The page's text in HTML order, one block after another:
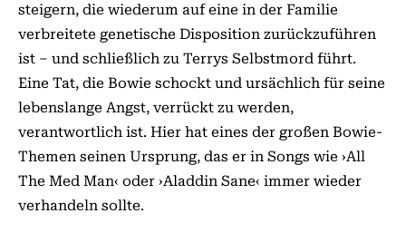
steigern, die wiederum auf eine in der Familie
verbreitete genetische Disposition zurückzuführen
ist – und schließlich zu Terrys Selbstmord führt.
Eine Tat, die Bowie schockt und ursächlich für seine
lebenslange Angst, verrückt zu werden,
verantwortlich ist. Hier hat eines der großen Bowie-
Themen seinen Ursprung, das er in Songs wie ›All
The Med Man‹ oder ›Aladdin Sane‹ immer wieder
verhandeln sollte.